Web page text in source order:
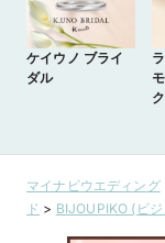
ケイウノ ブライ
ダル
ク
マイナビウエディング
ド > BIJOUPIKO (ビ